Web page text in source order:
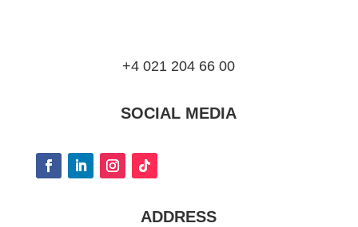
+4 021 204 66 00
SOCIAL MEDIA
ADDRESS